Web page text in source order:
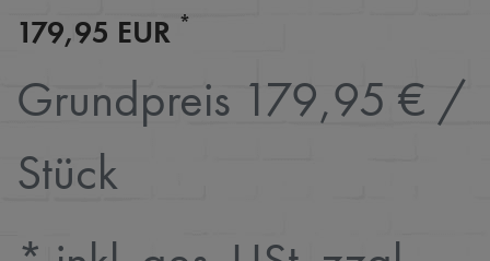
179,95 EUR *
Grundpreis 179,95 € /
Stück